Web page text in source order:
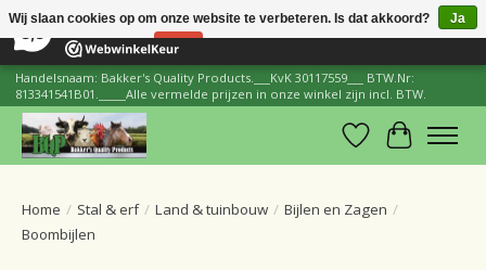
206 Reviews ×
Handelsnaam: Bakker's Quality Products.___KvK 30117559___ BTW.Nr:
813341541B01._____Alle vermelde prijzen in onze winkel zijn incl. BTW.
Verlanglijst
Home / Stal & erf / Land & tuinbouw / Bijlen en Zagen /
Boombijlen
Wij slaan cookies op om onze website te verbeteren. Is dat akkoord?
Ja
Nee